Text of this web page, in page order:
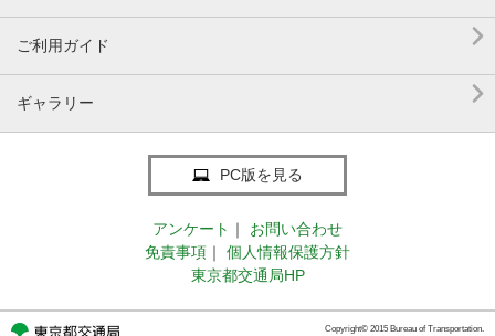
ご利用ガイド 
ギャラリー 
PC版を見る
アンケート ｜
お問い合わせ
免責事項 ｜
個人情報保護方針
東京都交通局HP
Copyright© 2015 Bureau of Transportation.